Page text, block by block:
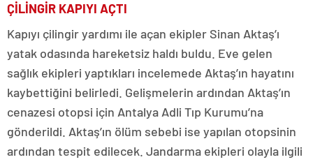
ÇİLİNGİR KAPIYI AÇTI
Kapıyı çilingir yardımı ile açan ekipler Sinan Aktaş’ı
yatak odasında hareketsiz haldı buldu. Eve gelen
sağlık ekipleri yaptıkları incelemede Aktaş’ın hayatını
kaybettiğini belirledi. Gelişmelerin ardından Aktaş’ın
cenazesi otopsi için Antalya Adli Tıp Kurumu’na
gönderildi. Aktaş’ın ölüm sebebi ise yapılan otopsinin
ardından tespit edilecek. Jandarma ekipleri olayla ilgili